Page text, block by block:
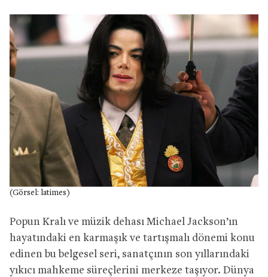
(Görsel: latimes)
Popun Kralı ve müzik dehası Michael Jackson’ın
hayatındaki en karmaşık ve tartışmalı dönemi konu
edinen bu belgesel seri, sanatçının son yıllarındaki
yıkıcı mahkeme süreçlerini merkeze taşıyor. Dünya